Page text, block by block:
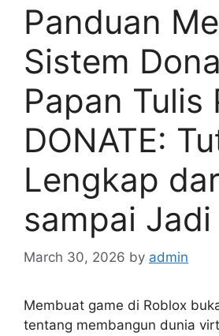
Panduan
Sistem
Papan Tulis
DONATE:
Lengkap
sampai Jadi
March 30, 2026 by admin
Membuat game di Roblox
tentang membangun dunia